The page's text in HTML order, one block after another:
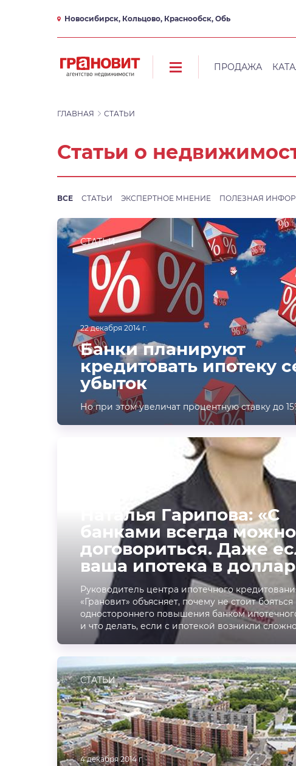
Новосибирск, Кольцово, Краснообск, Обь
ПРОДАЖА
ГЛАВНАЯ СТАТЬИ
Статьи о
ВСЕ СТАТЬИ ЭКСПЕРТНОЕ МНЕНИЕ ПОЛЕЗНАЯ
СТАТЬИ
22 декабря 2014 г.
Банки планируют
кредитовать ипотеку
убыток
Но при этом увеличат процентную ставку до
Наталья Гарипова: «С
банками всегда можно
договориться. Даже
ваша ипотека в
Руководитель центра ипотечного
«Грановит» объясняет, почему не стоит бояться
одностороннего повышения банком
и что делать, если с ипотекой возникли
СТАТЬИ
4 декабря 2014 г.